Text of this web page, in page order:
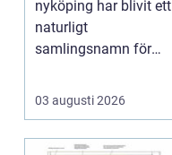
nyköping har blivit ett
naturligt
samlingsnamn för
kombinera lägre ene...
03 augusti 2026